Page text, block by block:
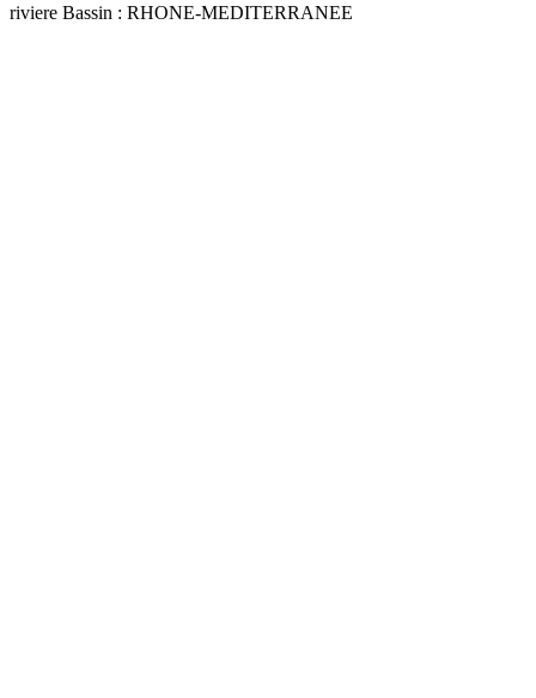
riviere Bassin : RHONE-MEDITERRANEE